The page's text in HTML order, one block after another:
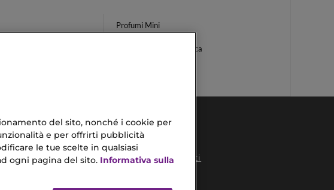
Profumi Mini
Crema Corpo Pelle Secca
Reso
Pagamenti
del sito, nonché i cookie per
e per offrirti pubblicità
le tue scelte in qualsiasi
ogni pagina del sito. Informativa sulla